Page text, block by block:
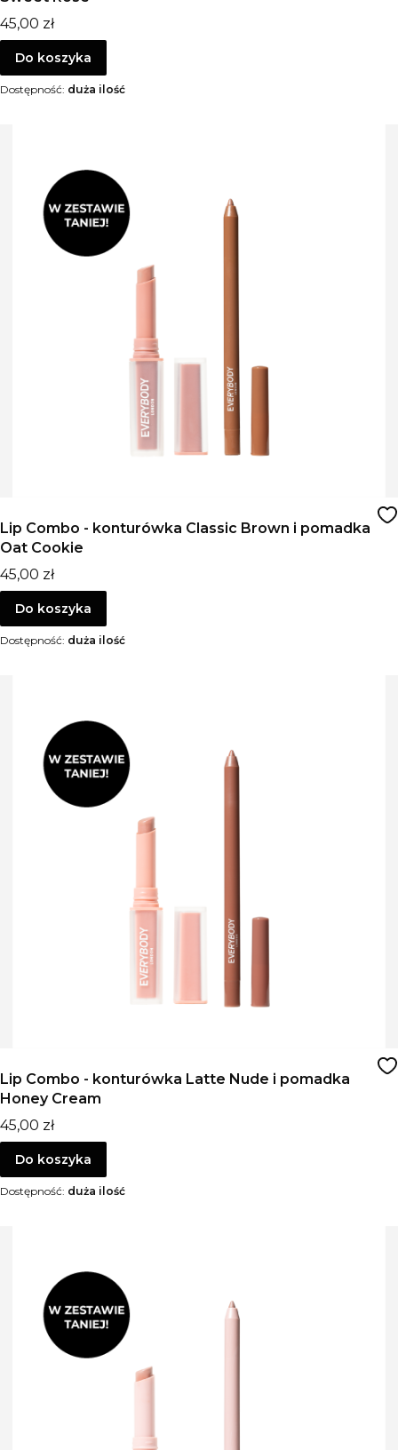
Cena
45,00 zł
Do koszyka
Dostępność: duża ilość
Lip Combo - konturówka Classic Brown i pomadka
Oat Cookie
Cena
45,00 zł
Do koszyka
Dostępność: duża ilość
Lip Combo - konturówka Latte Nude i pomadka
Honey Cream
Cena
45,00 zł
Do koszyka
Dostępność: duża ilość